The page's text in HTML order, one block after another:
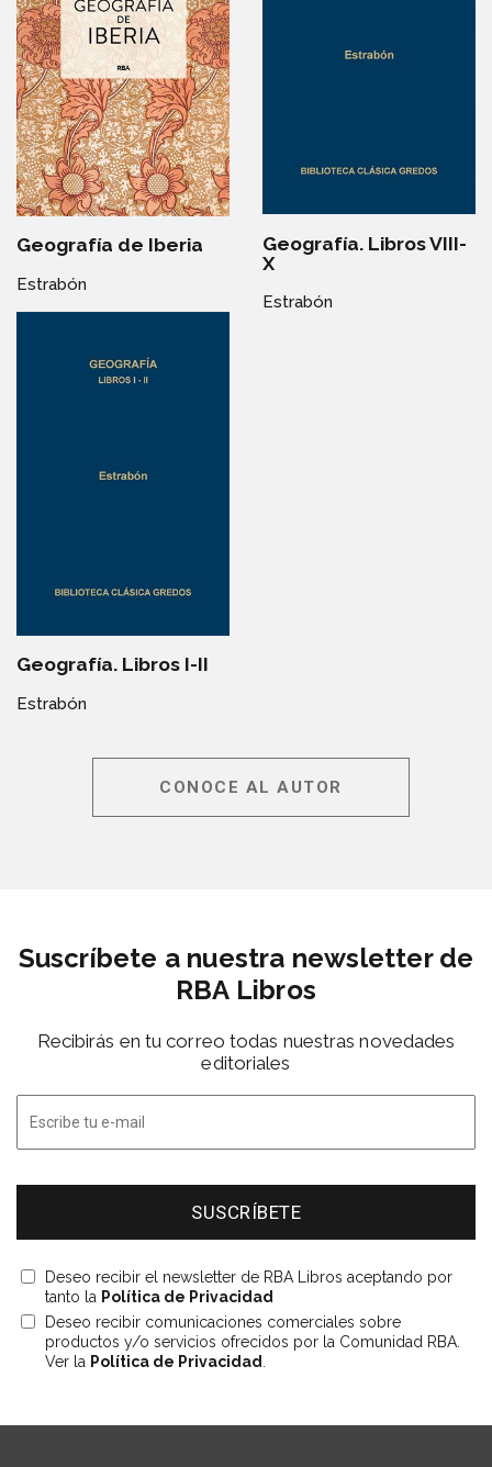
Geografía de Iberia
Estrabón
Geografía. Libros VIII-
X
Estrabón
Geografía. Libros I-II
Estrabón
CONOCE AL AUTOR
Suscríbete a nuestra newsletter de
RBA Libros
Recibirás en tu correo todas nuestras novedades
editoriales
Deseo recibir el newsletter de RBA Libros aceptando por
tanto la Política de Privacidad
Deseo recibir comunicaciones comerciales sobre
productos y/o servicios ofrecidos por la Comunidad RBA.
Ver la Política de Privacidad